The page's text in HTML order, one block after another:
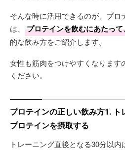
そんな時に活用できるのが、プロ
は、
プロテインを飲むにあたっ
的な飲み方をご紹介します。
女性も筋肉をつけやすくなります
ください。
プロテインの正しい飲み方1.
プロテインを摂取する
トレーニング直後となる30分以内